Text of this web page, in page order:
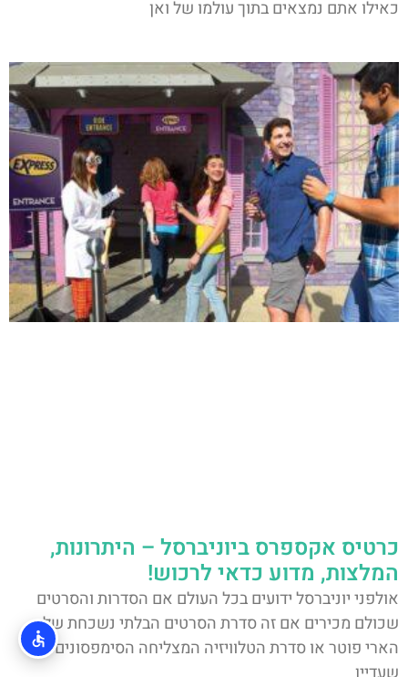
כאילו אתם נמצאים בתוך עולמו של ואן
כרטיס אקספרס ביוניברסל – היתרונות,
המלצות, מדוע כדאי לרכוש!
אולפני יוניברסל ידועים בכל העולם אם הסדרות והסרטים
שכולם מכירים אם זה סדרת הסרטים הבלתי נשכחת של
הארי פוטר או סדרת הטלוויזיה המצליחה הסימפסונים